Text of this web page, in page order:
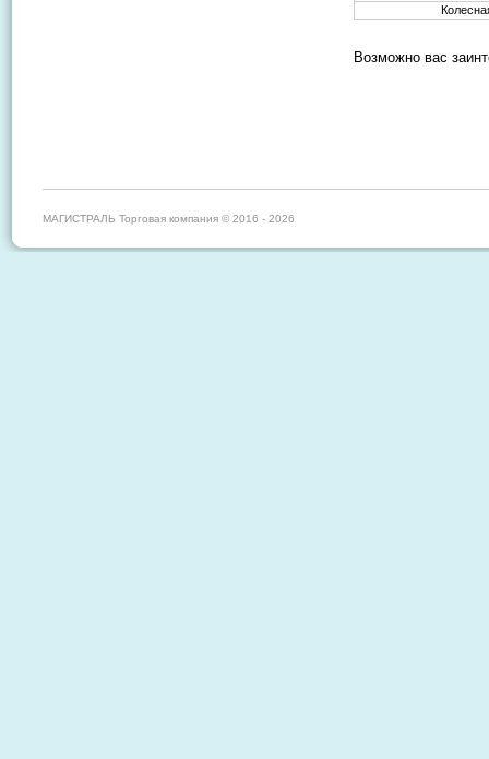
Возможно вас
МАГИСТРАЛЬ Торговая компания © 2016 - 2026